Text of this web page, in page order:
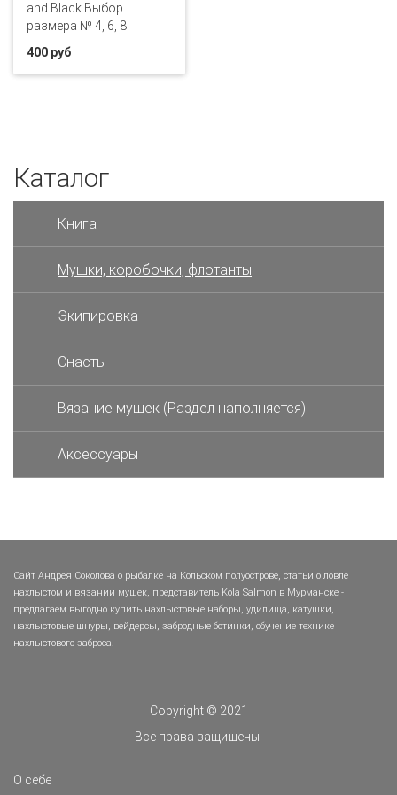
and Black Выбор
размера № 4, 6, 8
400 руб
Каталог
Книга
Мушки, коробочки, флотанты
Экипировка
Снасть
Вязание мушек (Раздел наполняется)
Аксессуары
Сайт Андрея Соколова о рыбалке на Кольском полуострове, статьи о ловле
нахлыстом и вязании мушек, представитель Kola Salmon в Мурманске -
предлагаем выгодно купить нахлыстовые наборы, удилища, катушки,
нахлыстовые шнуры, вейдерсы, забродные ботинки, обучение технике
нахлыстового заброса.
Copyright © 2021
Все права защищены!
О себе